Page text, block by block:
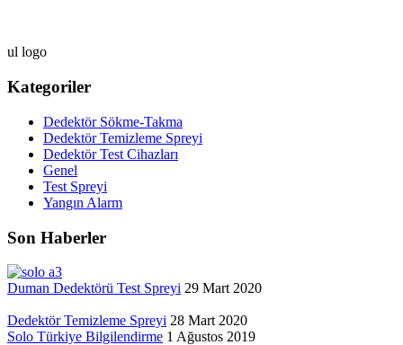
ul logo
Kategoriler
Dedektör Sökme-Takma
Dedektör Temizleme Spreyi
Dedektör Test Cihazları
Genel
Test Spreyi
Yangın Alarm
Son Haberler
Duman Dedektörü Test Spreyi 29 Mart 2020
Dedektör Temizleme Spreyi 28 Mart 2020
Solo Türkiye Bilgilendirme 1 Ağustos 2019